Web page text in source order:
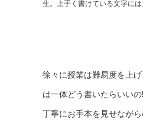
生。上手く書けている文字には
徐々に授業は難易度を上
は一体どう書いたらいい
丁寧にお手本を見せながら